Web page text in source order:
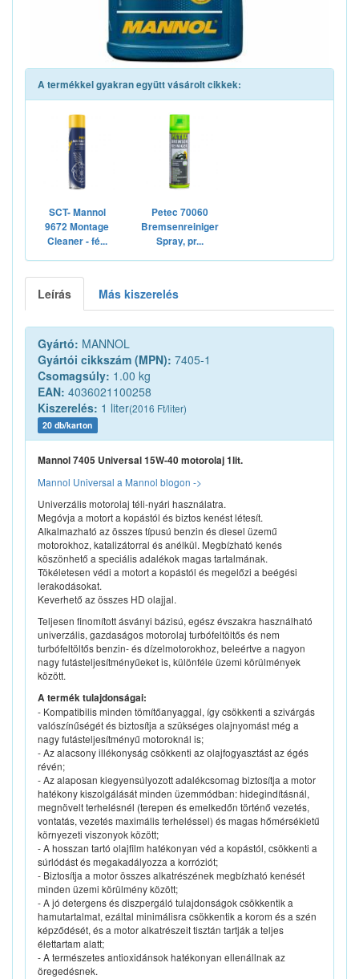
A termékkel gyakran együtt vásárolt cikkek:
SCT- Mannol
9672 Montage
Cleaner - fé...
Petec 70060
Bremsenreiniger
Spray, pr...
Leírás Más kiszerelés
Gyártó: MANNOL
Gyártói cikkszám (MPN): 7405-1
Csomagsúly: 1.00 kg
EAN: 4036021100258
Kiszerelés: 1 liter(2016 Ft/liter)
20 db/karton
Mannol 7405 Universal 15W-40 motorolaj 1lit.
Mannol Universal a Mannol blogon ->
Univerzális motorolaj téli-nyári használatra.
Megóvja a motort a kopástól és biztos kenést létesít.
Alkalmazható az összes típusú benzin és diesel üzemű
motorokhoz, katalizátorral és anélkül. Megbízható kenés
köszönhető a speciális adalékok magas tartalmának.
Tökéletesen védi a motort a kopástól és megelőzi a beégési
lerakodásokat.
Keverhető az összes HD olajjal.
Teljesen finomított ásványi bázisú, egész évszakra használható
univerzális, gazdaságos motorolaj turbófeltöltős és nem
turbófeltöltős benzin- és dízelmotorokhoz, beleértve a nagyon
nagy futásteljesítményűeket is, különféle üzemi körülmények
között.
A termék tulajdonságai:
- Kompatibilis minden tömítőanyaggal, így csökkenti a szivárgás
valószínűségét és biztosítja a szükséges olajnyomást még a
nagy futásteljesítményű motoroknál is;
- Az alacsony illékonyság csökkenti az olajfogyasztást az égés
révén;
- Az alaposan kiegyensúlyozott adalékcsomag biztosítja a motor
hatékony kiszolgálását minden üzemmódban: hidegindításnál,
megnövelt terhelésnél (terepen és emelkedőn történő vezetés,
vontatás, vezetés maximális terheléssel) és magas hőmérsékletű
környezeti viszonyok között;
- A hosszan tartó olajfilm hatékonyan véd a kopástól, csökkenti a
súrlódást és megakadályozza a korróziót;
- Biztosítja a motor összes alkatrészének megbízható kenését
minden üzemi körülmény között;
- A jó detergens és diszpergáló tulajdonságok csökkentik a
hamutartalmat, ezáltal minimálisra csökkentik a korom és a szén
képződését, és a motor alkatrészeit tisztán tartják a teljes
élettartam alatt;
- A természetes antioxidánsok hatékonyan ellenállnak az
öregedésnek.